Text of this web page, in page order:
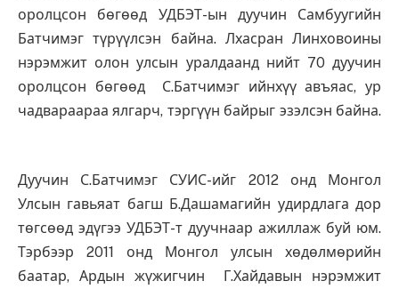
оролцсон бөгөөд УДБЭТ-ын дуучин Самбуугийн
Батчимэг түрүүлсэн байна. Лхасран Линховоины
нэрэмжит олон улсын уралдаанд нийт 70 дуучин
оролцсон бөгөөд С.Батчимэг ийнхүү авъяас, ур
чадвараараа ялгарч, тэргүүн байрыг эзэлсэн байна.
Дуучин С.Батчимэг СУИС-ийг 2012 онд Монгол
Улсын гавьяат багш Б.Дашамагийн удирдлага дор
төгсөөд эдүгээ УДБЭТ-т дуучнаар ажиллаж буй юм.
Тэрбээр 2011 онд Монгол улсын хөдөлмөрийн
баатар, Ардын жүжигчин Г.Хайдавын нэрэмжит